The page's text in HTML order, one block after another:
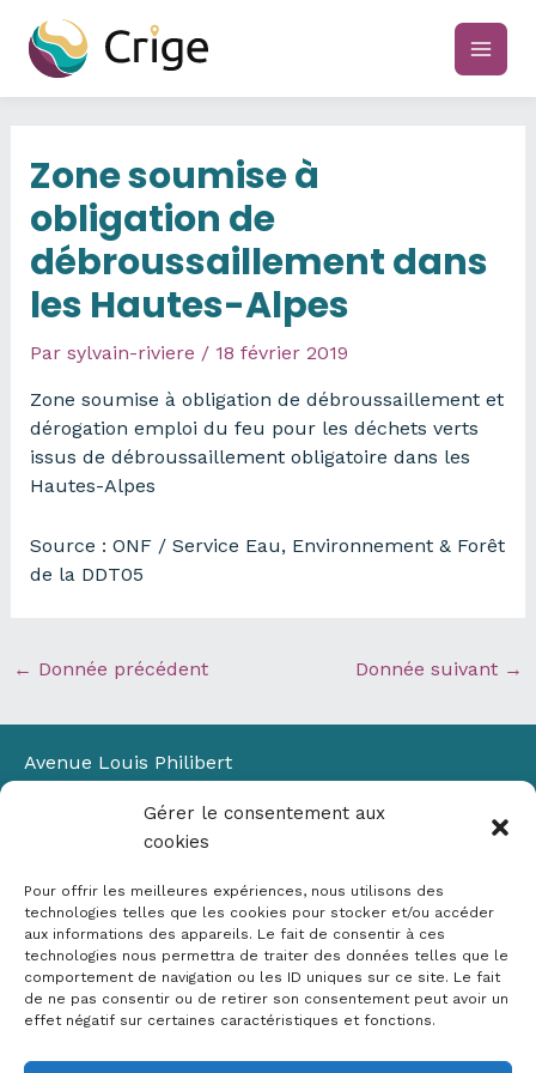
Gérer le consentement aux
cookies
Pour offrir les meilleures expériences, nous utilisons des
technologies telles que les cookies pour stocker et/ou accéder
aux informations des appareils. Le fait de consentir à ces
technologies nous permettra de traiter des données telles que le
comportement de navigation ou les ID uniques sur ce site. Le fait
de ne pas consentir ou de retirer son consentement peut avoir un
effet négatif sur certaines caractéristiques et fonctions.
contenu
main
Zone soumise à
obligation de
débroussaillement dans
les Hautes-Alpes
Par sylvain-riviere / 18 février 2019
Zone soumise à obligation de débroussaillement et
dérogation emploi du feu pour les déchets verts
issus de débroussaillement obligatoire dans les
Hautes-Alpes
Source : ONF / Service Eau, Environnement & Forêt
de la DDT05
← Donnée précédent Donnée suivant →
Avenue Louis Philibert
Bâtiment Laennec
13100 Aix-en-Provence
✉ contact@crige-paca.org